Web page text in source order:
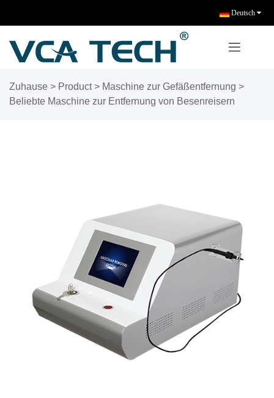
Deutsch
Zuhause > Product> Maschine zur Gefäßentfernung >
Beliebte Maschine zur Entfernung von Besenreisern